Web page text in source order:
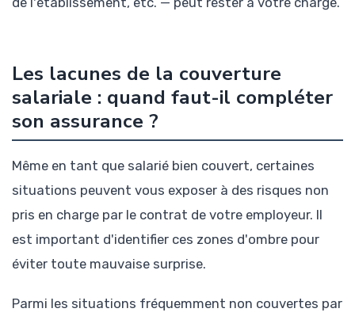
Les lacunes de la couverture
salariale : quand faut-il compléter
son assurance ?
Même en tant que salarié bien couvert, certaines
situations peuvent vous exposer à des risques non
pris en charge par le contrat de votre employeur. Il
est important d'identifier ces zones d'ombre pour
éviter toute mauvaise surprise.
Parmi les situations fréquemment non couvertes par